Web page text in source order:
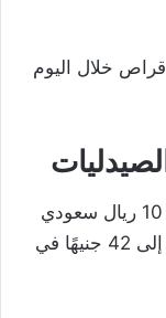
جرعة حبوب فومينور قرص إلى 4 أقراص خلال اليوم
يبلغ سعر عبوة أقراص فومينور 20 قرص 10 ريال سعودي
في الصيدليات، بينما قد يصل سعر العبوة إلى 42 جنيهًا في